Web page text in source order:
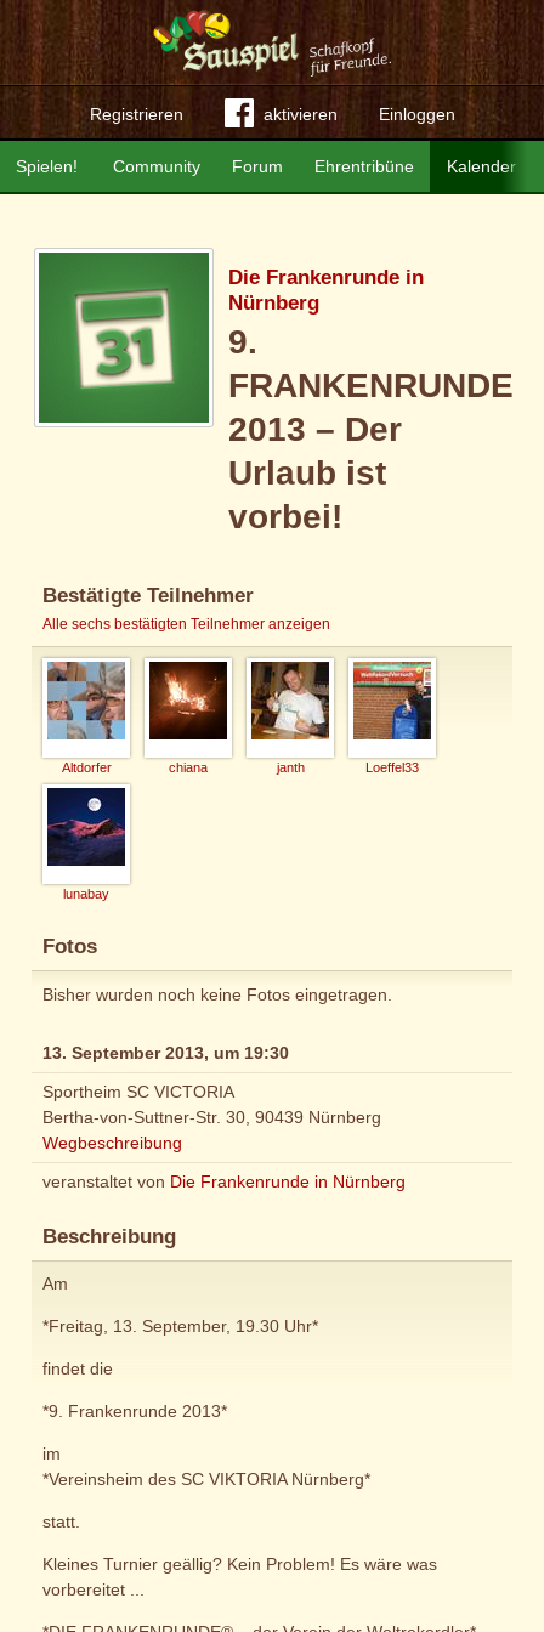
Registrieren aktivieren Einloggen
Community Forum Ehrentribüne Kalender
Spielen!
Die Frankenrunde in
Nürnberg
9.
FRANKENRUNDE
2013 – Der
Urlaub ist
vorbei!
Bestätigte Teilnehmer
Alle sechs bestätigten Teilnehmer anzeigen
Altdorfer chiana janth Loeffel33
lunabay
Fotos
Bisher wurden noch keine Fotos eingetragen.
13. September 2013, um 19:30
Sportheim SC VICTORIA
Bertha-von-Suttner-Str. 30, 90439 Nürnberg
Wegbeschreibung
veranstaltet von Die Frankenrunde in Nürnberg
Beschreibung
Am
*Freitag, 13. September, 19.30 Uhr*
findet die
*9. Frankenrunde 2013*
im
*Vereinsheim des SC VIKTORIA Nürnberg*
statt.
Kleines Turnier geällig? Kein Problem! Es wäre was
vorbereitet ...